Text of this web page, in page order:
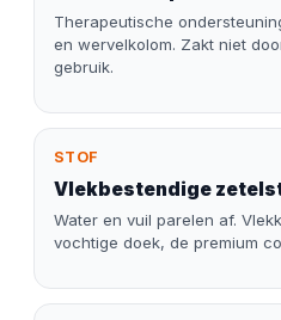
Therapeutische
en wervelkolom. Zakt niet
gebruik.
STOF
Vlekbestendige
Water en vuil parelen af.
vochtige doek, de premium